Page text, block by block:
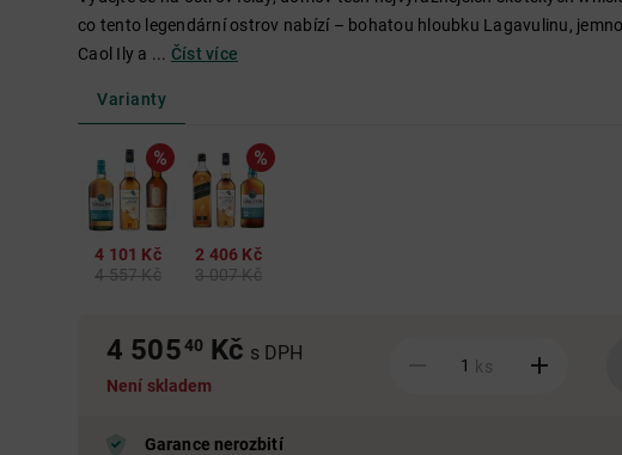
250 Kč - 650 Kč
co tento legendární ostrov nabízí – bohatou hloubku Lagavulinu,
Caol Ily a ... Číst více
Varianty
4 101 Kč
4 557 Kč
2 406 Kč
3 007 Kč
4 50540 Kč s DPH
Není skladem
ks
Garance nerozbití